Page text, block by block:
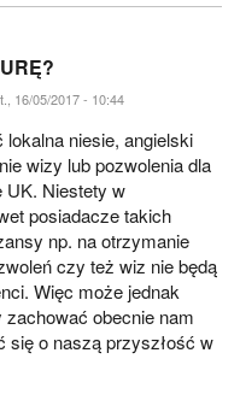
16/05/2017 - 10:44
niesie, angielski
wizy lub pozwolenia dla
UK. Niestety w
posiadacze takich
np. na otrzymanie
czy też wiz nie będą
Więc może jednak
obecnie nam
się o naszą przyszłość w